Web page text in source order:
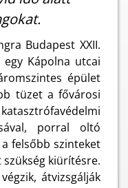
Budapest XXII.
Kápolna utcai
épület
tüzet a fővárosi
porral oltó
felsőbb szinteket
kiürítésre.
átvizsgálják